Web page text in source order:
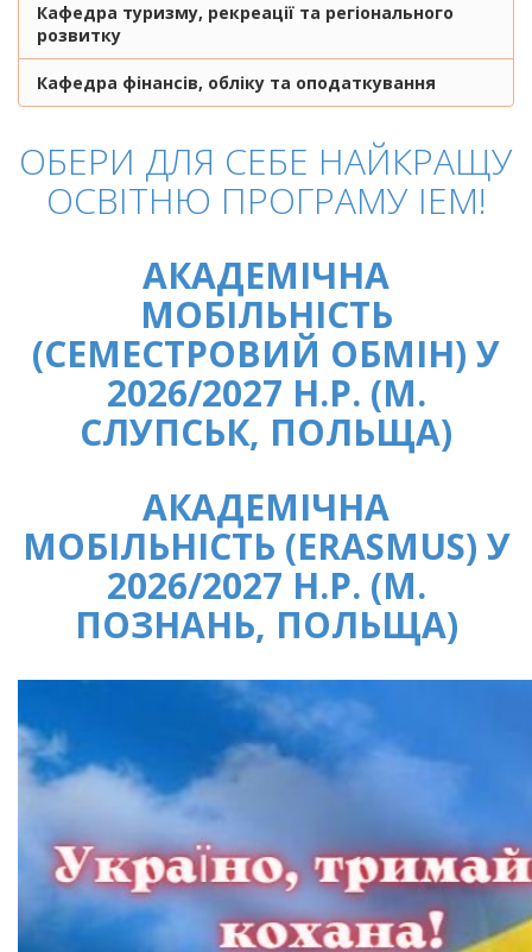
Кафедра туризму, рекреації та регіонального
розвитку
Кафедра фінансів, обліку та оподаткування
ОБЕРИ ДЛЯ СЕБЕ НАЙКРАЩУ
ОСВІТНЮ ПРОГРАМУ ІЕМ!
АКАДЕМІЧНА
МОБІЛЬНІСТЬ
(СЕМЕСТРОВИЙ ОБМІН) У
2026/2027 Н.Р. (М.
СЛУПСЬК, ПОЛЬЩА)
АКАДЕМІЧНА
МОБІЛЬНІСТЬ (ERASMUS) У
2026/2027 Н.Р. (М.
ПОЗНАНЬ, ПОЛЬЩА)